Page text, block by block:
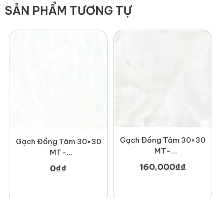
SẢN PHẨM TƯƠNG TỰ
Gạch Đồng Tâm 30×30
MT-
GDT3030Phale002
0₫₫
Gạch Đồng Tâm 30×30
MT-
GDT3030Haivan002
160,000₫₫